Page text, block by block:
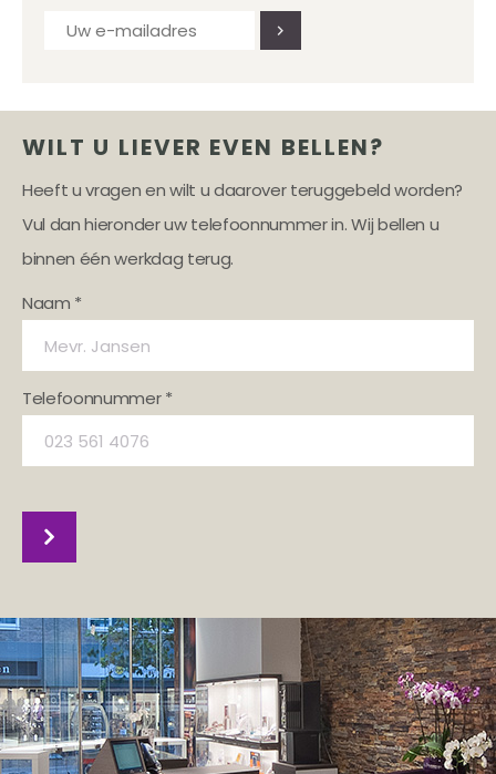
WILT U LIEVER EVEN BELLEN?
Heeft u vragen en wilt u daarover teruggebeld worden?
Vul dan hieronder uw telefoonnummer in. Wij bellen u
binnen één werkdag terug.
Naam *
Telefoonnummer *